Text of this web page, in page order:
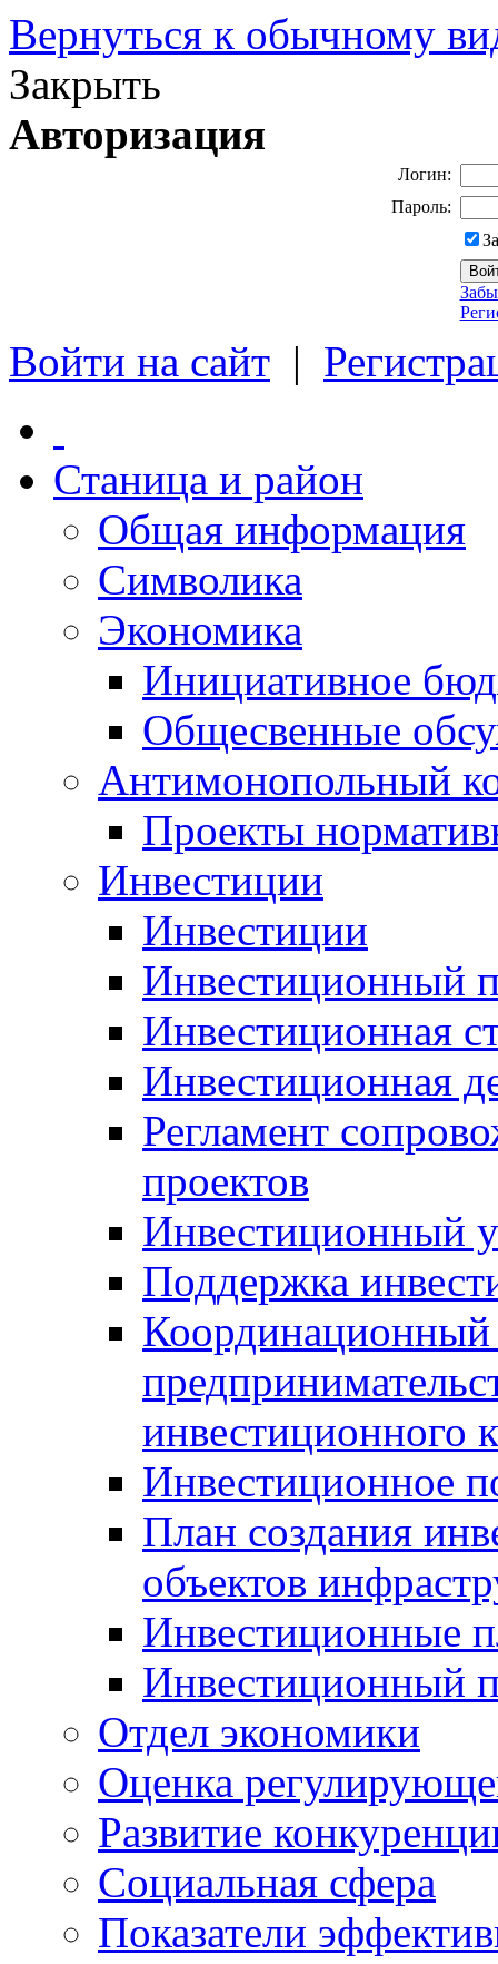
Вернуться к обычному
Закрыть
Авторизация
Логин:
Пароль:
Войти на сайт |
Станица и район
Общая информация
Символика
Экономика
Инициативное
Общесвенные
Антимонопольный
Проекты
Инвестиции
Инвестиции
Инвестиционный
Инвестиционная
Инвестиционная
Регламент
проектов
Инвестиционный
Поддержка
Координационный
инвестиционного
Инвестиционное
План создания
объектов
Инвестиционные
Инвестиционный
Отдел экономики
Оценка
Развитие
Социальная сфера
Показатели